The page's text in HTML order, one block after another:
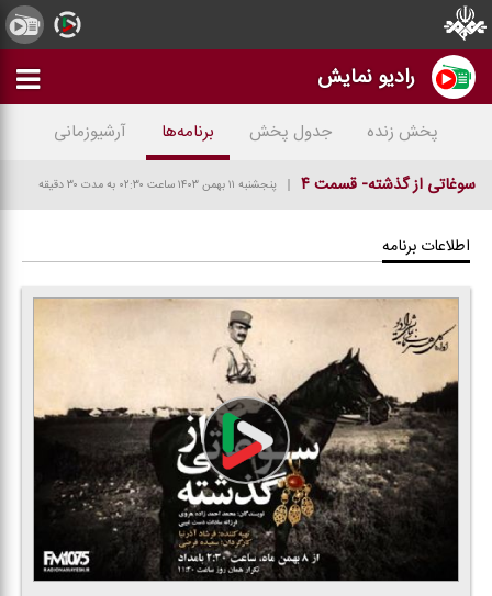
رادیو نمایش
پخش زنده جدول پخش برنامه‌ها
آرشیوزمانی
سوغاتی از گذشته- قسمت ۴
پنجشنبه ۱۱ بهمن ۱۴۰۳ ساعت ۰۲:۳۰ به مدت ۳۰ دقیقه
اطلاعات برنامه